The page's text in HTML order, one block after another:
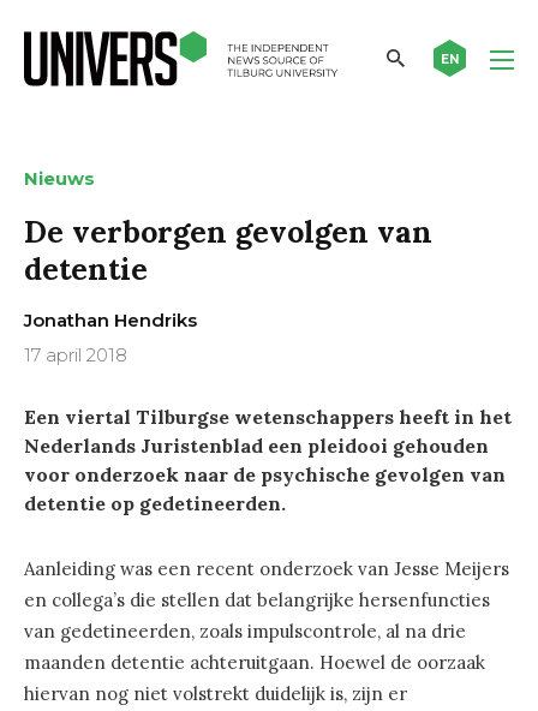
EN
Nieuws
De verborgen gevolgen van
detentie
Jonathan Hendriks
17 april 2018
Een viertal Tilburgse wetenschappers heeft in het
Nederlands Juristenblad een pleidooi gehouden
voor onderzoek naar de psychische gevolgen van
detentie op gedetineerden.
Aanleiding was een recent onderzoek van Jesse Meijers
en collega’s die stellen dat belangrijke hersenfuncties
van gedetineerden, zoals impulscontrole, al na drie
maanden detentie achteruitgaan. Hoewel de oorzaak
hiervan nog niet volstrekt duidelijk is, zijn er